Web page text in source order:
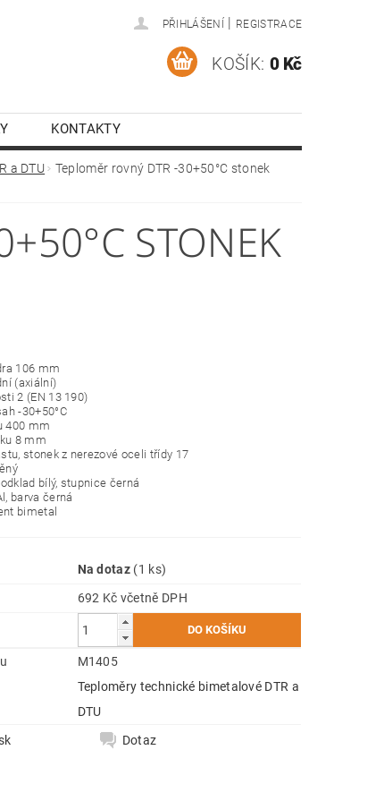
PŘIHLÁŠENÍ | REGISTRACE
KOŠÍK: 0 Kč
KONTAKTY
a DTU
Teploměr rovný DTR -30+50°C stonek
STONEK
106 mm
(axiální)
2 (EN 13 190)
-30+50°C
400 mm
8 mm
stonek z nerezové oceli třídy 17
bílý, stupnice černá
barva černá
bimetal
Na dotaz (1 ks)
692 Kč včetně DPH
M1405
Teploměry technické bimetalové DTR a
DTU
Dotaz